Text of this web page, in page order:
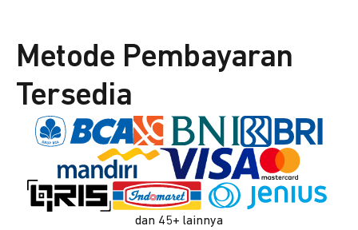
Metode Pembayaran
Tersedia
dan 45+ lainnya